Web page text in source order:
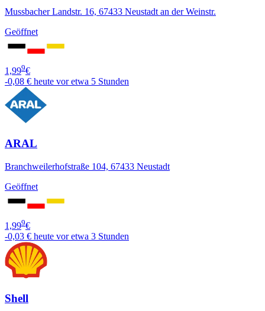
Mussbacher Landstr. 16, 67433 Neustadt an der Weinstr.
Geöffnet
1,999€
-0,08 € heute vor etwa 5 Stunden
ARAL
Branchweilerhofstraße 104, 67433 Neustadt
Geöffnet
1,999€
-0,03 € heute vor etwa 3 Stunden
Shell